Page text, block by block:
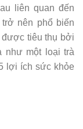
liên quan đến
nên phổ biến
được tiêu thụ bởi
như một loại trà
lợi ích sức khỏe